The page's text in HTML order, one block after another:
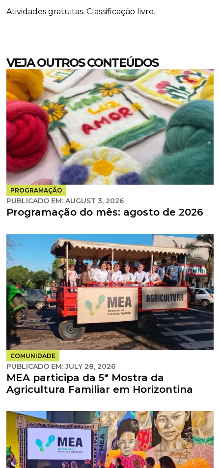
Atividades gratuitas. Classificação livre.
VEJA OUTROS CONTEÚDOS
PROGRAMAÇÃO
PUBLICADO EM:AUGUST 3, 2026
Programação do mês: agosto de 2026
COMUNIDADE
PUBLICADO EM:JULY 28, 2026
MEA participa da 5ª Mostra da
Agricultura Familiar em Horizontina